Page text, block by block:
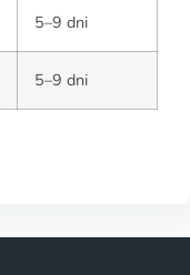
5–9 dni
5–9 dni